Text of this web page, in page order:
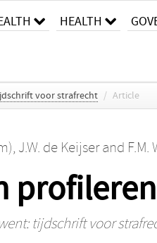
HEALTH
voor strafrecht / Article
, J.W. de Keijserand F.M.
tijdschrift voor